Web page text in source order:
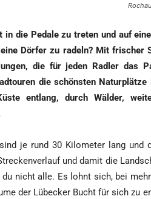
in die Peda­le zu tre­ten und auf
Dör­fer zu radeln? Mit fri­scher
die für jeden Rad­ler das
die schöns­ten
ent­lang, durch Wäl­der,
je rund 30 Kilo­me­ter lang und
und damit die
du nicht alle. Es lohnt sich, bei
der Lübe­cker Bucht für sich zu